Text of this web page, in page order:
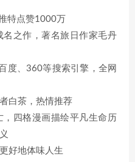
特点赞1000万
之作，著名旅日作家毛丹
度、360等搜索引擎，全网
白茶，热情推荐
四格漫画描绘平凡生命历
好地体味人生